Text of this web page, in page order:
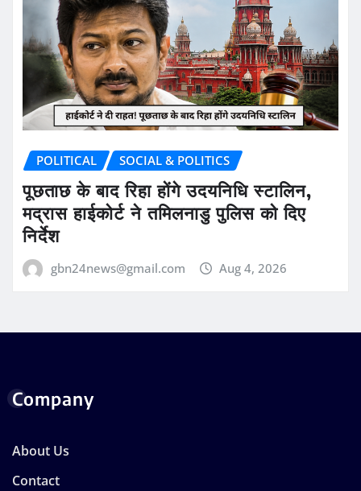
POLITICAL SOCIAL & POLITICS
पूछताछ के बाद रिहा होंगे उदयनिधि स्टालिन,
मद्रास हाईकोर्ट ने तमिलनाडु पुलिस को दिए
निर्देश
gbn24news@gmail.com Aug 4, 2026
Company
About Us
Contact